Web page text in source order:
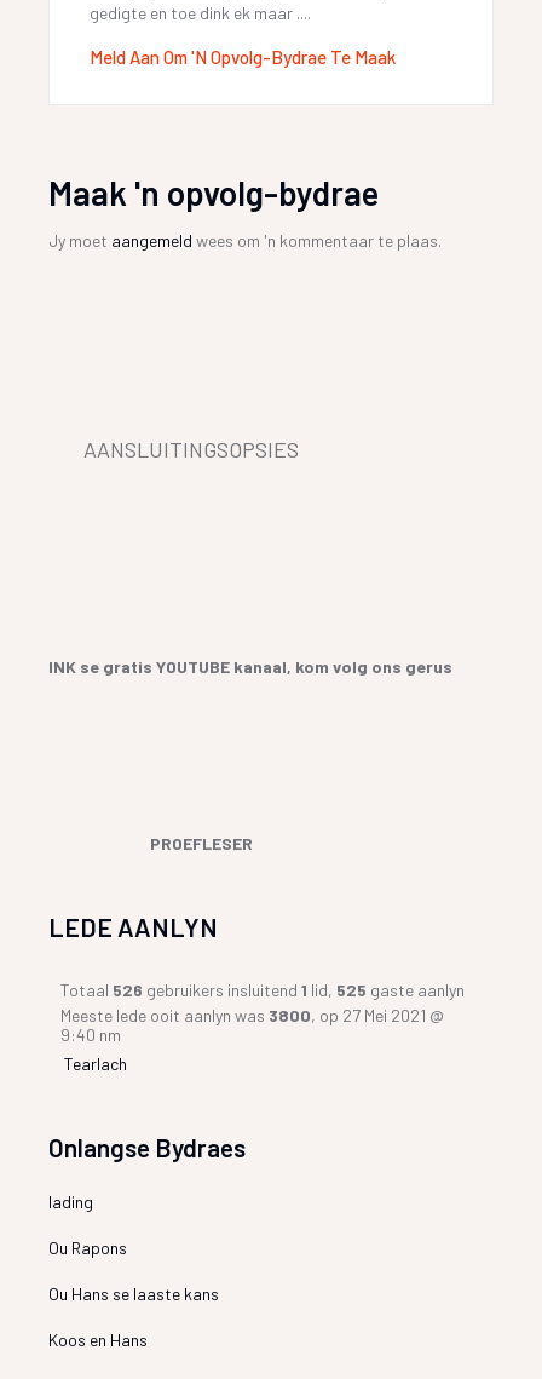
gedigte en toe dink ek maar ....
Meld Aan Om 'n Opvolg-Bydrae Te Maak
Maak 'n opvolg-bydrae
Jy moet aangemeld wees om 'n kommentaar te plaas.
AANSLUITINGSOPSIES
INK se gratis YOUTUBE kanaal, kom volg ons gerus
PROEFLESER
LEDE AANLYN
Totaal 526 gebruikers insluitend1 lid, 525 gaste aanlyn
Meeste lede ooit aanlyn was 3800, op 27 Mei 2021 @
9:40 nm
Tearlach
Onlangse Bydraes
lading
Ou Rapons
Ou Hans se laaste kans
Koos en Hans